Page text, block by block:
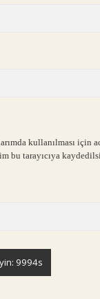
kullanılması için
bu tarayıcıya